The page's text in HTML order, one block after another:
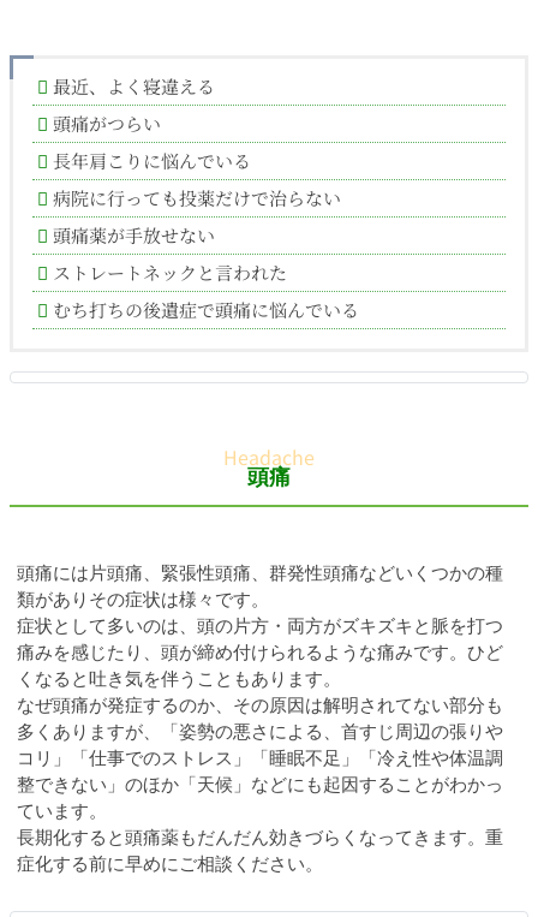
最近、よく寝違える
頭痛がつらい
長年肩こりに悩んでいる
病院に行っても投薬だけで治らない
頭痛薬が手放せない
ストレートネックと言われた
むち打ちの後遺症で頭痛に悩んでいる
頭痛
頭痛には片頭痛、緊張性頭痛、群発性頭痛などいくつかの種
類がありその症状は様々です。
症状として多いのは、頭の片方・両方がズキズキと脈を打つ
痛みを感じたり、頭が締め付けられるような痛みです。ひど
くなると吐き気を伴うこともあります。
なぜ頭痛が発症するのか、その原因は解明されてない部分も
多くありますが、「姿勢の悪さによる、首すじ周辺の張りや
コリ」「仕事でのストレス」「睡眠不足」「冷え性や体温調
整できない」のほか「天候」などにも起因することがわかっ
ています。
長期化すると頭痛薬もだんだん効きづらくなってきます。重
症化する前に早めにご相談ください。